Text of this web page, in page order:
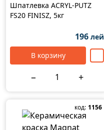
Шпатлевка ACRYL-PUTZ
FS20 FINISZ, 5кг
196 лей
В корзину
− +
код: 1156